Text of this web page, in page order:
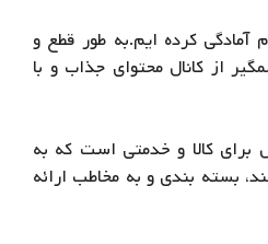
آمادگی کرده ایم.به طور قطع و
از کانال محتوای جذاب و با
کالا و خدمتی است که به
بسته بندی و به مخاطب ارائه